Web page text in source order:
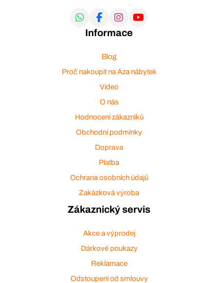
Informace
Blog
Proč nakoupit na Aza nábytek
Video
O nás
Hodnocení zákazníků
Obchodní podmínky
Doprava
Platba
Ochrana osobních údajů
Zakázková výroba
Zákaznický servis
Akce a výprodej
Dárkové poukazy
Reklamace
Odstoupení od smlouvy